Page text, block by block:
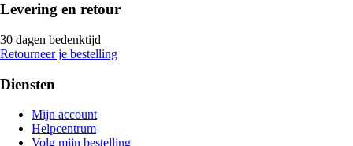
Levering en retour
30 dagen bedenktijd
Retourneer je bestelling
Diensten
Mijn account
Helpcentrum
Volg mijn bestelling